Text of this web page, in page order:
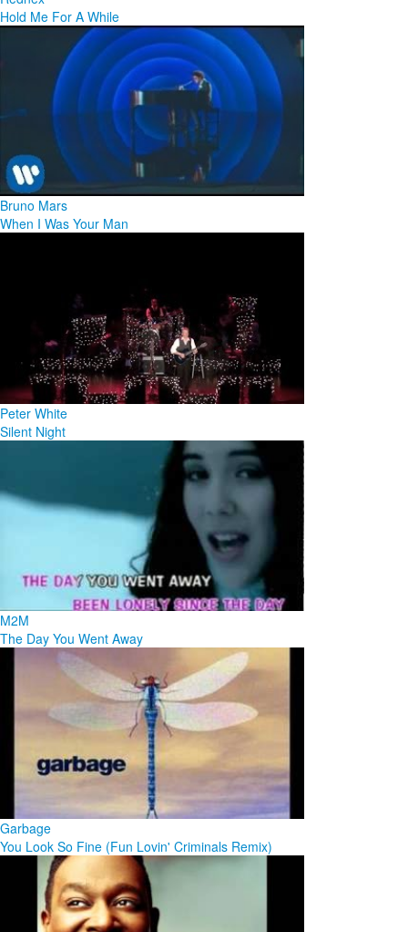
Hold Me For A While
Bruno Mars
When I Was Your Man
Peter White
Silent Night
M2M
The Day You Went Away
Garbage
You Look So Fine (Fun Lovin' Criminals Remix)